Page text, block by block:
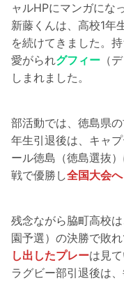
e t
t
r
ャルHPにマンガにな
新藤くんは、高校1年
を続けてきました。
愛がられグフィー （
しまれました。
部活動では、徳島県
年生引退後は、キャ
ール徳島（徳島選抜
戦で優勝し全国大会
残念ながら脇町高校
園予選）の決勝で敗れ
し出したプレーは見
ラグビー部引退後は